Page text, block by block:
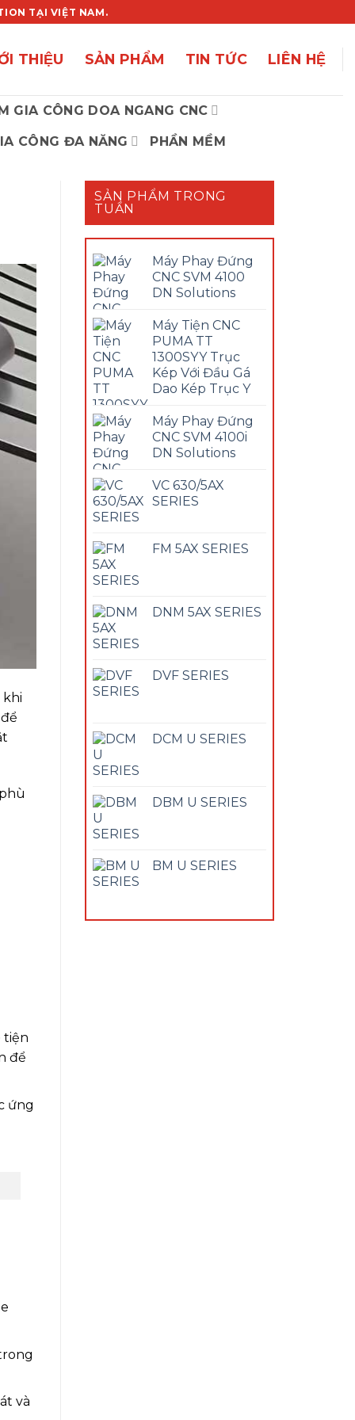
TẠI VIỆT NAM.
THIỆU SẢN PHẨM TIN TỨC LIÊN HỆ
GIA CÔNG DOA NGANG CNC
CÔNG ĐA NĂNG PHẦN MỀM
khi
tiện
để
ứng
và
SẢN PHẨM TRONG
TUẦN
Máy Phay Đứng
CNC SVM 4100
DN Solutions
Máy Tiện CNC
PUMA TT
1300SYY Trục
Kép Với Đầu Gá
Dao Kép Trục Y
Máy Phay Đứng
CNC SVM 4100i
DN Solutions
VC 630/5AX
SERIES
FM 5AX SERIES
DNM 5AX SERIES
DVF SERIES
DCM U SERIES
DBM U SERIES
BM U SERIES